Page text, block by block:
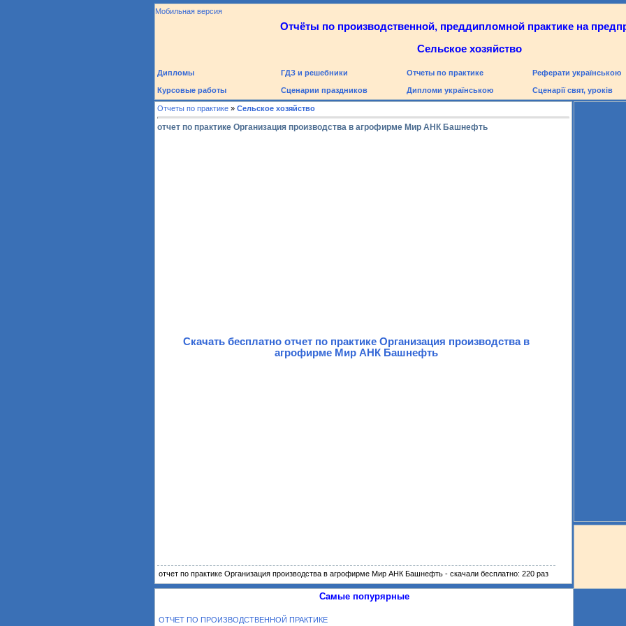
Мобильная версия
Отчёты по производственной, преддипломной практике на
Сельское хозяйство
Дипломы ГДЗ и решебники Отчеты по практике Реферати українською
Курсовые работы Сценарии праздников Дипломи українською Сценарії свят, уроків
Отчеты по практике » Сельское хозяйство
отчет по практике Организация производства в агрофирме Мир АНК Башнефть
Скачать бесплатно отчет по практике Организация производства в
агрофирме Мир АНК Башнефть
отчет по практике Организация производства в агрофирме Мир АНК Башнефть - скачали бесплатно: 220 раз
Самые попурярные
ОТЧЕТ ПО ПРОИЗВОДСТВЕННОЙ ПРАКТИКЕ